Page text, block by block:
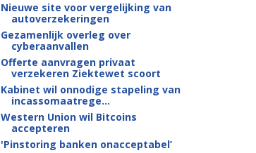
Nieuwe site voor vergelijking van
autoverzekeringen
Gezamenlijk overleg over
cyberaanvallen
Offerte aanvragen privaat
verzekeren Ziektewet scoort
Kabinet wil onnodige stapeling van
incassomaatrege...
Western Union wil Bitcoins
accepteren
'Pinstoring banken onacceptabel’